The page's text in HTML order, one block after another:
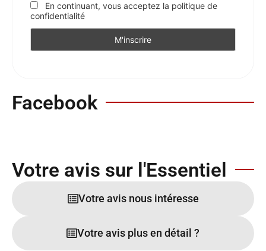
En continuant, vous acceptez la politique de
confidentialité
Facebook
Votre avis sur l'Essentiel
Votre avis nous intéresse
Votre avis plus en détail ?